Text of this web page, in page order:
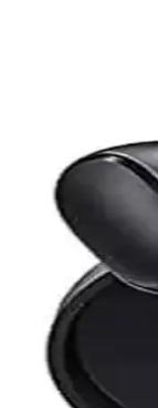
tasarımı,
2: Tasarım,
teknik özellikler
2 İncelemesi:
sınırlı yenilik
ve Arya
Unveiled
Kulaklık